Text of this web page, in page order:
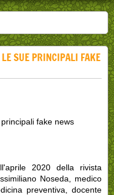
SUE PRINCIPALI FAKE
fake news
2020 della rivista
Noseda, medico
preventiva, docente